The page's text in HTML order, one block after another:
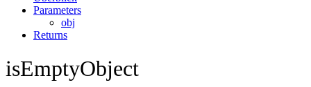
Parameters
obj
Returns
isEmptyObject